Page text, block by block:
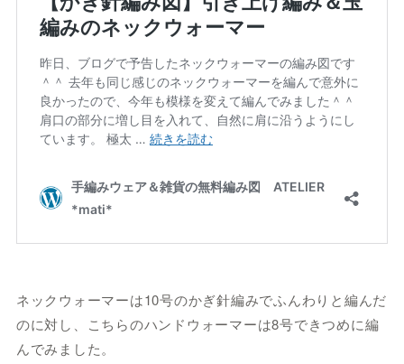
ネックウォーマーは10号のかぎ針編みでふんわりと編んだ
のに対し、こちらのハンドウォーマーは8号できつめに編
んでみました。